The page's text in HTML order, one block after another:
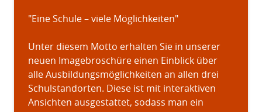
"Eine Schule – viele Möglichkeiten"
Unter diesem Motto erhalten Sie in unserer
neuen Imagebroschüre einen Einblick über
alle Ausbildungsmöglichkeiten an allen drei
Schulstandorten. Diese ist mit interaktiven
Ansichten ausgestattet, sodass man ein